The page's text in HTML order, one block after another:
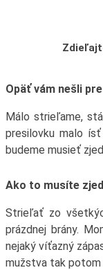
Opäť vám nešli
Málo strieľame,
presilovku malo
budeme musieť
Ako to musíte
Strieľať zo
prázdnej brány.
nejaký víťazný
mužstva tak potom